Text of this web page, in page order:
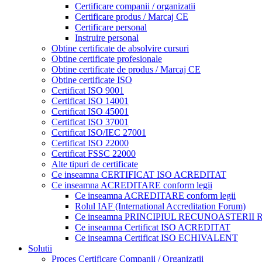
Certificare companii / organizatii
Certificare produs / Marcaj CE
Certificare personal
Instruire personal
Obtine certificate de absolvire cursuri
Obtine certificate profesionale
Obtine certificate de produs / Marcaj CE
Obtine certificate ISO
Certificat ISO 9001
Certificat ISO 14001
Certificat ISO 45001
Certificat ISO 37001
Certificat ISO/IEC 27001
Certificat ISO 22000
Certificat FSSC 22000
Alte tipuri de certificate
Ce inseamna CERTIFICAT ISO ACREDITAT
Ce inseamna ACREDITARE conform legii
Ce inseamna ACREDITARE conform legii
Rolul IAF (International Accreditation Forum)
Ce inseamna PRINCIPIUL RECUNOASTERII
Ce inseamna Certificat ISO ACREDITAT
Ce inseamna Certificat ISO ECHIVALENT
Solutii
Proces Certificare Companii / Organizatii